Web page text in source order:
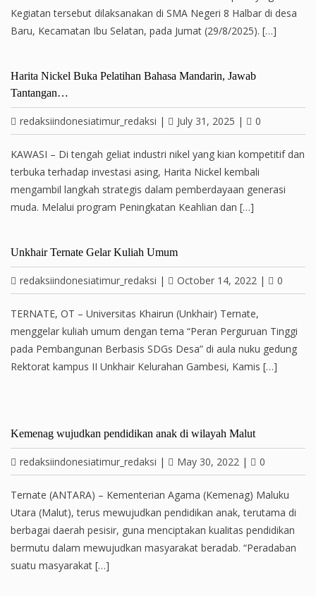
Kegiatan tersebut dilaksanakan di SMA Negeri 8 Halbar di desa
Baru, Kecamatan Ibu Selatan, pada Jumat (29/8/2025). […]
Harita Nickel Buka Pelatihan Bahasa Mandarin, Jawab
Tantangan…
redaksiindonesiatimur_redaksi | July 31, 2025 | 0
KAWASI – Di tengah geliat industri nikel yang kian kompetitif dan
terbuka terhadap investasi asing, Harita Nickel kembali
mengambil langkah strategis dalam pemberdayaan generasi
muda. Melalui program Peningkatan Keahlian dan […]
Unkhair Ternate Gelar Kuliah Umum
redaksiindonesiatimur_redaksi | October 14, 2022 | 0
TERNATE, OT – Universitas Khairun (Unkhair) Ternate,
menggelar kuliah umum dengan tema “Peran Perguruan Tinggi
pada Pembangunan Berbasis SDGs Desa” di aula nuku gedung
Rektorat kampus II Unkhair Kelurahan Gambesi, Kamis […]
Kemenag wujudkan pendidikan anak di wilayah Malut
redaksiindonesiatimur_redaksi | May 30, 2022 | 0
Ternate (ANTARA) – Kementerian Agama (Kemenag) Maluku
Utara (Malut), terus mewujudkan pendidikan anak, terutama di
berbagai daerah pesisir, guna menciptakan kualitas pendidikan
bermutu dalam mewujudkan masyarakat beradab. “Peradaban
suatu masyarakat […]